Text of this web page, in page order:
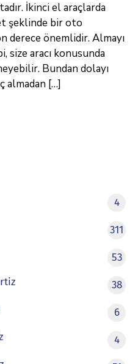
İkinci el araçlarda
şeklinde bir oto
derece önemlidir. Almayı
size aracı konusunda
Bundan dolayı
almadan […]
4
311
53
38
6
4